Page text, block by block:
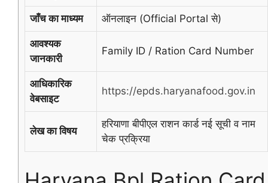
जाँच का माध्यम ऑनलाइन (Official Portal से)
आवश्यक
जानकारी
Family ID / Ration Card Number
आधिकारिक
वेबसाइट
https://epds.haryanafood.gov.in
लेख का विषय
हरियाणा बीपीएल राशन कार्ड नई सूची व नाम
चेक प्रक्रिया